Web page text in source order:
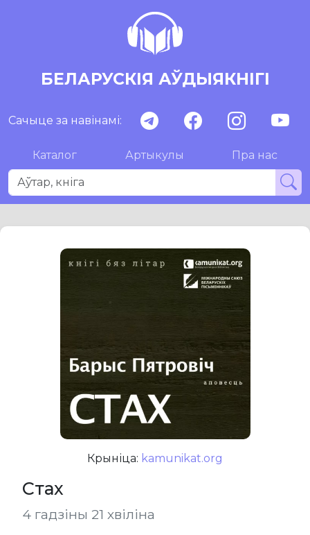
БЕЛАРУСКІЯ АЎДЫЯКНІГІ
Сачыце за навінамі:
Каталог Артыкулы Пра нас
Крыніца: kamunikat.org
Стах
4 гадзіны 21 хвіліна